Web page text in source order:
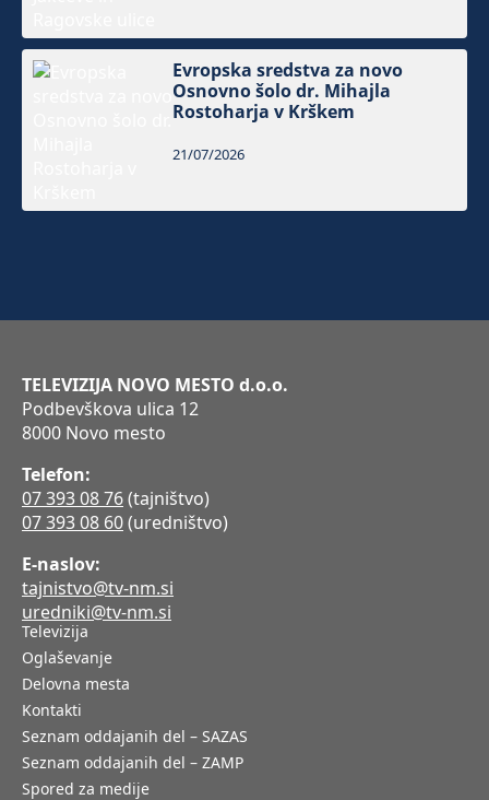
Evropska sredstva za novo
Osnovno šolo dr. Mihajla
Rostoharja v Krškem
21/07/2026
TELEVIZIJA NOVO MESTO d.o.o.
Podbevškova ulica 12
8000 Novo mesto
Telefon:
07 393 08 76(tajništvo)
07 393 08 60(uredništvo)
E-naslov:
tajnistvo@tv-nm.si
uredniki@tv-nm.si
Televizija
Oglaševanje
Delovna mesta
Kontakti
Seznam oddajanih del – SAZAS
Seznam oddajanih del – ZAMP
Spored za medije